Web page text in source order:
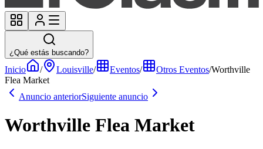
¿Qué estás buscando?
Inicio / Louisville/ Eventos/ Otros Eventos/Worthville
Flea Market
Anuncio anteriorSiguiente anuncio
Worthville Flea Market